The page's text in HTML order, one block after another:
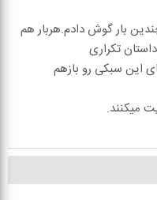
بار گوش دادم.هربار هم
تکراری
این سبکی رو بازهم